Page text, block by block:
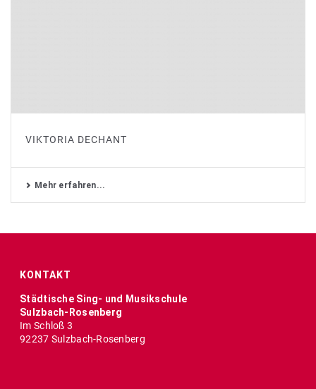
VIKTORIA DECHANT
Mehr erfahren...
KONTAKT
Städtische Sing- und Musikschule
Sulzbach-Rosenberg
Im Schloß 3
92237 Sulzbach-Rosenberg